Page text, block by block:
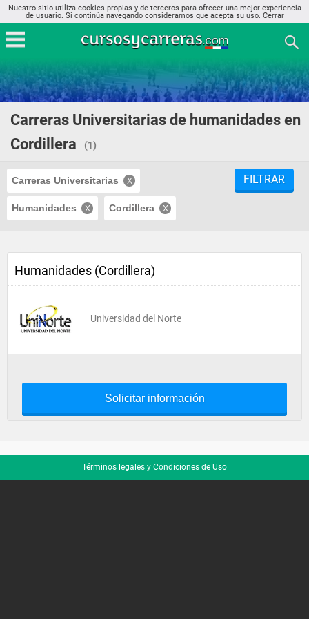
Nuestro sitio utiliza cookies propias y de terceros para ofrecer una mejor experiencia
de usuario. Si continúa navegando consideramos que acepta su uso. Cerrar
Carreras Universitarias de humanidades en
Cordillera
(1)
Carreras Universitarias
Humanidades Cordillera
FILTRAR
Humanidades (Cordillera)
Universidad del Norte
Solicitar información
Términos legales y Condiciones de Uso